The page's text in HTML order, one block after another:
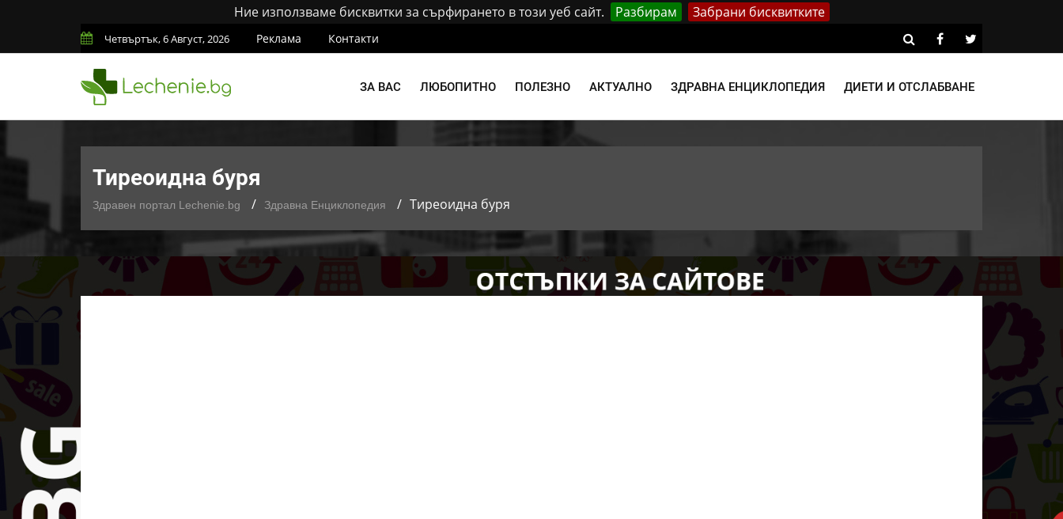
Ние използваме бисквитки за сърфирането в този уеб сайт. Разбирам Забрани бисквитките
Четвъртък, 6 Август, 2026 Реклама Контакти
ЗА ВАС ЛЮБОПИТНО ПОЛЕЗНО АКТУАЛНО ЗДРАВНА ЕНЦИКЛОПЕДИЯ ДИЕТИ И ОТСЛАБВАНЕ
Тиреоидна буря
Здравен портал Lechenie.bg Здравна Енциклопедия Тиреоидна буря